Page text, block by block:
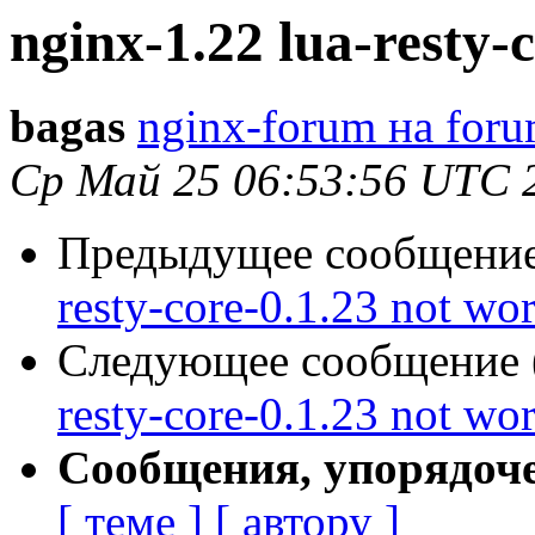
nginx-1.22 lua-resty-
bagas nginx-forum на
Ср Май 25 06:53:56 UTC
Предыдущее
resty-core-0.1.23 not
Следующее сообщение
resty-core-0.1.23 not
Сообщения,
[ теме ] [ автору ]